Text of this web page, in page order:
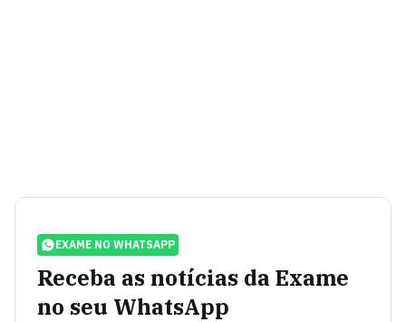
EXAME NO WHATSAPP
Receba as notícias da Exame
no seu WhatsApp